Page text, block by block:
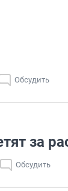
Обсудить
за
Обсудить